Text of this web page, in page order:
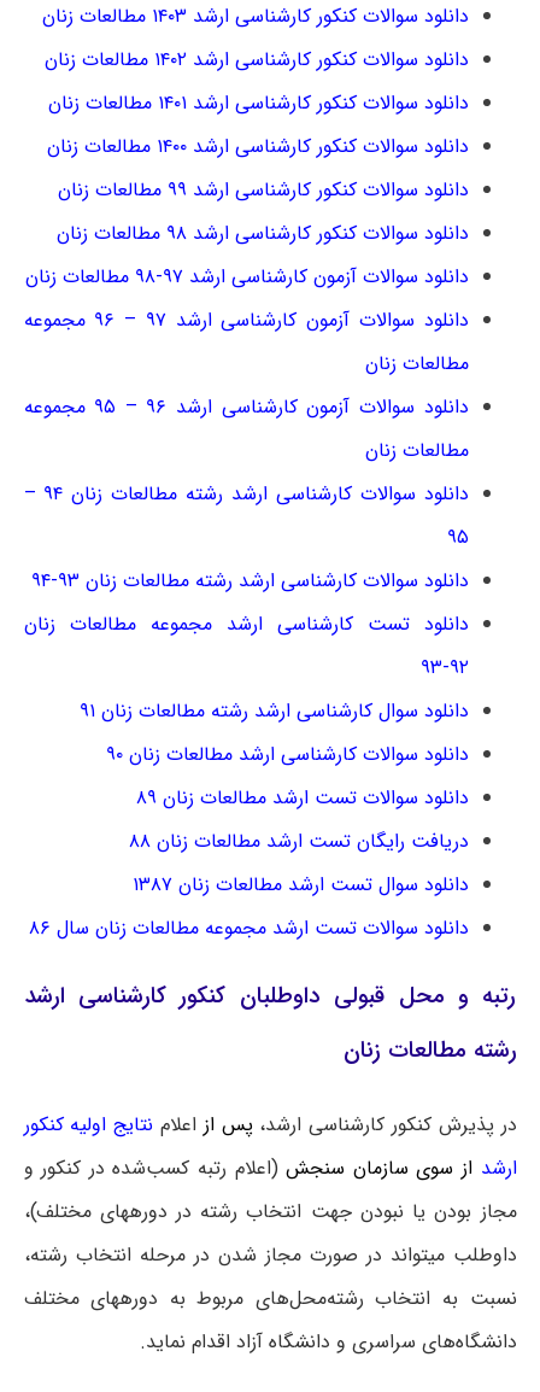
دانلود سوالات کنکور کارشناسی ارشد ۱۴۰۳ مطالعات زنان
دانلود سوالات کنکور کارشناسی ارشد ۱۴۰۲ مطالعات زنان
دانلود سوالات کنکور کارشناسی ارشد ۱۴۰۱ مطالعات زنان
دانلود سوالات کنکور کارشناسی ارشد ۱۴۰۰ مطالعات زنان
دانلود سوالات کنکور کارشناسی ارشد ۹۹ مطالعات زنان
دانلود سوالات کنکور کارشناسی ارشد ۹۸ مطالعات زنان
دانلود سوالات آزمون کارشناسی ارشد ۹۷-۹۸ مطالعات زنان
دانلود سوالات آزمون کارشناسی ارشد ۹۷ – ۹۶ مجموعه
مطالعات زنان
دانلود سوالات آزمون کارشناسی ارشد ۹۶ – ۹۵ مجموعه
مطالعات زنان
دانلود سوالات کارشناسی ارشد رشته مطالعات زنان ۹۴ –
۹۵
دانلود سوالات کارشناسی ارشد رشته مطالعات زنان ۹۳-۹۴
دانلود تست کارشناسی ارشد مجموعه مطالعات زنان
۹۲-۹۳
دانلود سوال کارشناسی ارشد رشته مطالعات زنان ۹۱
دانلود سوالات کارشناسی ارشد مطالعات زنان ۹۰
دانلود سوالات تست ارشد مطالعات زنان ۸۹
دریافت رایگان تست ارشد مطالعات زنان ۸۸
دانلود سوال تست ارشد مطالعات زنان ۱۳۸۷
دانلود سوالات تست ارشد مجموعه مطالعات زنان سال ۸۶
رتبه و محل قبولی داوطلبان کنکور کارشناسی ارشد
رشته مطالعات زنان
در پذیرش کنکور کارشناسی ارشد، پس از اعلام نتایج اولیه کنکور
ارشد از سوی سازمان سنجش(اعلام رتبه کسب‌شده در کنکور و
مجاز بودن یا نبودن جهت انتخاب رشته در دوره‎های مختلف)،
داوطلب می‎تواند در صورت مجاز شدن در مرحله انتخاب رشته،
نسبت به انتخاب رشته‌محل‌های مربوط به دوره‎های مختلف
دانشگاه‌های سراسری و دانشگاه آزاد اقدام نماید.